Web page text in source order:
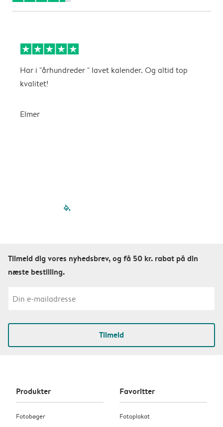
Har i "århundreder " lavet kalender. Og altid top
kvalitet!
Elmer
filled-pagination
Tilmeld dig vores nyhedsbrev, og få 50 kr. rabat på din
næste bestilling.
Tilmeld
Produkter
Fotobøger
Favoritter
Fotoplakat